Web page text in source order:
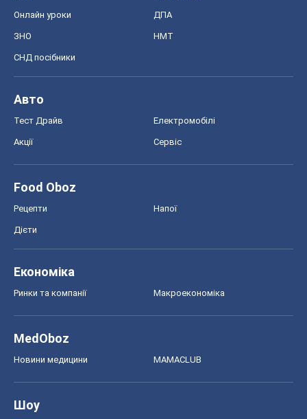
Онлайн уроки ДПА
ЗНО НМТ
СНД посібники
Авто
Тест Драйв Електромобілі
Акції Сервіс
Food Oboz
Рецепти Напої
Дієти
Економіка
Ринки та компанії Макроекономіка
MedOboz
Новини медицини MAMACLUB
Шоу